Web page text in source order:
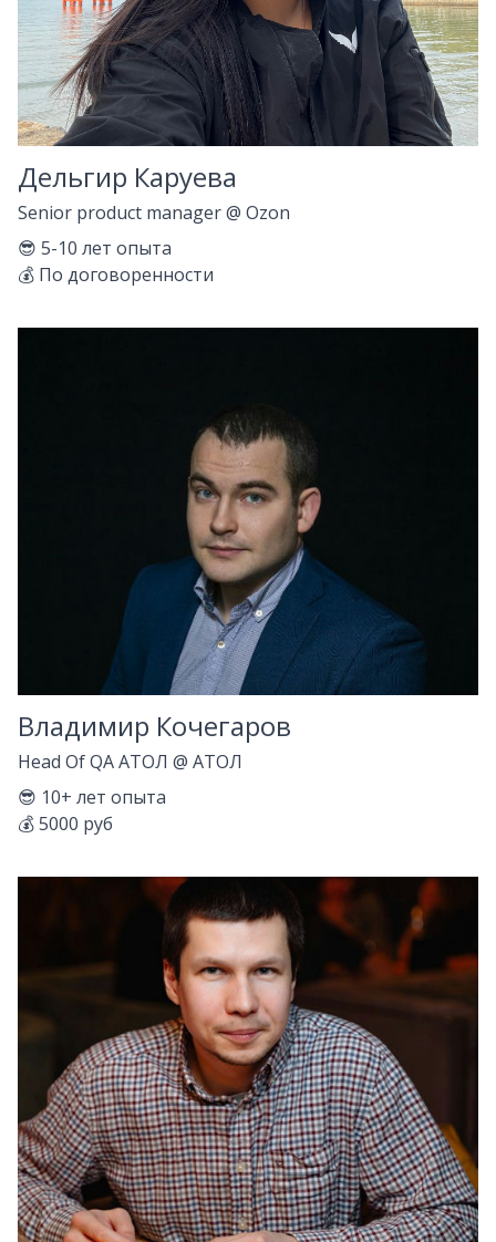
Дельгир Каруева
Senior product manager@ Ozon
😎 5-10 лет опыта
💰 По договоренности
Владимир Кочегаров
Head Of QA АТОЛ @ АТОЛ
😎 10+ лет опыта
💰5000 руб